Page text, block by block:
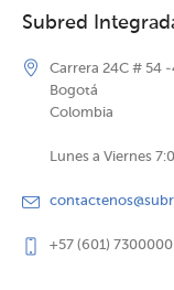
Subred
Carrera 24C # 54
Bogotá
Colombia
Lunes a Viernes
+57 (601) 7300000